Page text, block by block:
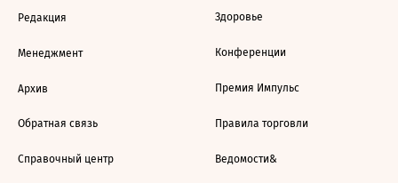
Редакция
Менеджмент
Архив
Обратная связь
Справочный центр
Здоровье
Конференции
Премия Импульс
Правила торговли
Ведомости&